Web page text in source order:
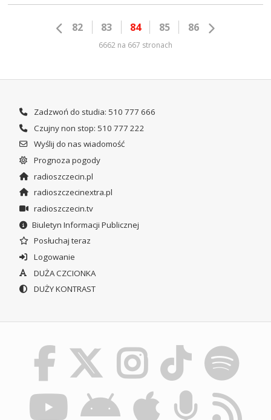
82 83 84 85 86
6662 na 667 stronach
Zadzwoń do studia: 510 777 666
Czujny non stop: 510 777 222
Wyślij do nas wiadomość
Prognoza pogody
radioszczecin.pl
radioszczecinextra.pl
radioszczecin.tv
Biuletyn Informacji Publicznej
Posłuchaj teraz
Logowanie
DUŻA CZCIONKA
DUŻY KONTRAST